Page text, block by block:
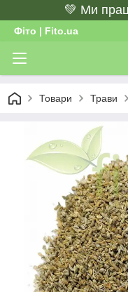
💚 Ми
Фіто | Fito.ua
Товари Трави